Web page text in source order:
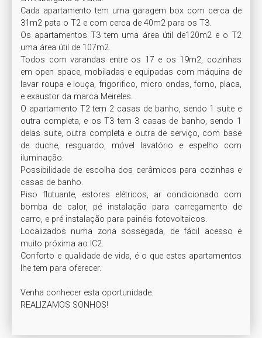
Cada apartamento tem uma garagem box com cerca de
31m2 pata o T2 e com cerca de 40m2 para os T3.
Os apartamentos T3 tem uma área útil de120m2 e o T2
uma área útil de 107m2.
Todos com varandas entre os 17 e os 19m2, cozinhas
em open space, mobiladas e equipadas com máquina de
lavar roupa e louça, frigorifico, micro ondas, forno, placa,
e exaustor da marca Meireles.
O apartamento T2 tem 2 casas de banho, sendo 1 suite e
outra completa, e os T3 tem 3 casas de banho, sendo 1
delas suite, outra completa e outra de serviço, com base
de duche, resguardo, móvel lavatório e espelho com
iluminação.
Possibilidade de escolha dos cerâmicos para cozinhas e
casas de banho.
Piso flutuante, estores elétricos, ar condicionado com
bomba de calor, pé instalação para carregamento de
carro, e pré instalação para painéis fotovoltaicos.
Localizados numa zona sossegada, de fácil acesso e
muito próxima ao IC2.
Conforto e qualidade de vida, é o que estes apartamentos
lhe tem para oferecer.
Venha conhecer esta oportunidade.